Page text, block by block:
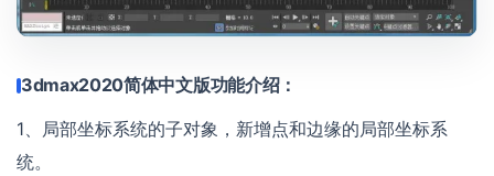
3dmax2020简体中文版功能介绍：
1、局部坐标系统的子对象，新增点和边缘的局部坐标系
统。